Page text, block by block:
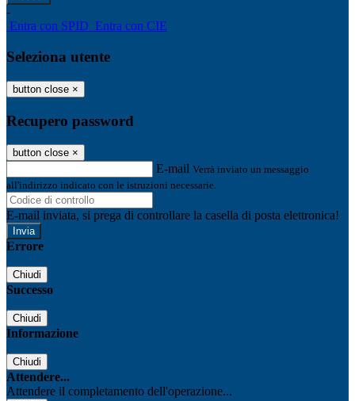
-
Entra con SPID Entra con CIE
Seleziona utente
button close ×
Recupero password
button close ×
E-mail Verrà inviato un messaggio
all'indirizzo indicato con le istruzioni necessarie.
E-mail inviata, si prega di controllare la casella di posta elettronica!
Errore
Chiudi
Successo
Chiudi
Informazione
Chiudi
Attendere...
Attendere il completamento dell'operazione...